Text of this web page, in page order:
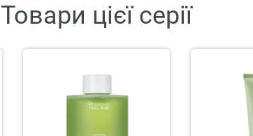
Товари цієї серії